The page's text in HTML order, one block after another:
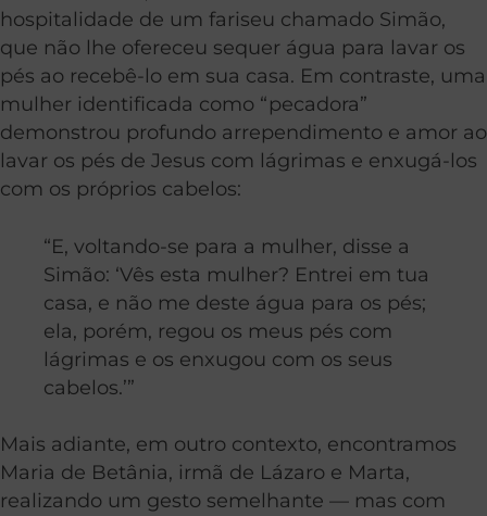
hospitalidade de um fariseu chamado Simão,
que não lhe ofereceu sequer água para lavar os
pés ao recebê-lo em sua casa. Em contraste, uma
mulher identificada como “pecadora”
demonstrou profundo arrependimento e amor ao
lavar os pés de Jesus com lágrimas e enxugá-los
com os próprios cabelos:
“E, voltando-se para a mulher, disse a
Simão: ‘Vês esta mulher? Entrei em tua
casa, e não me deste água para os pés;
ela, porém, regou os meus pés com
lágrimas e os enxugou com os seus
cabelos.’”
Mais adiante, em outro contexto, encontramos
Maria de Betânia, irmã de Lázaro e Marta,
realizando um gesto semelhante — mas com